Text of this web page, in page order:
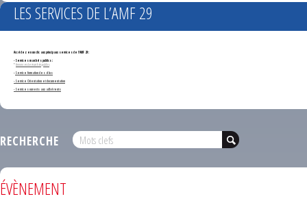
LES SERVICES DE L’AMF 29
Accédez en un clic aux principaux services de l'AMF 29 :
- Services marchés publics :
*Annonces de marchés publics
-Service formation des élus
- Service Orientation et documentation
- Services ouverts aux adhérents
RECHERCHE
ÉVÈNEMENT